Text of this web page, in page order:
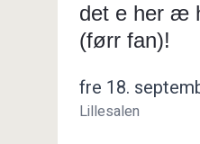
det e her æ
(førr fan)!
fre 18.
Lillesalen